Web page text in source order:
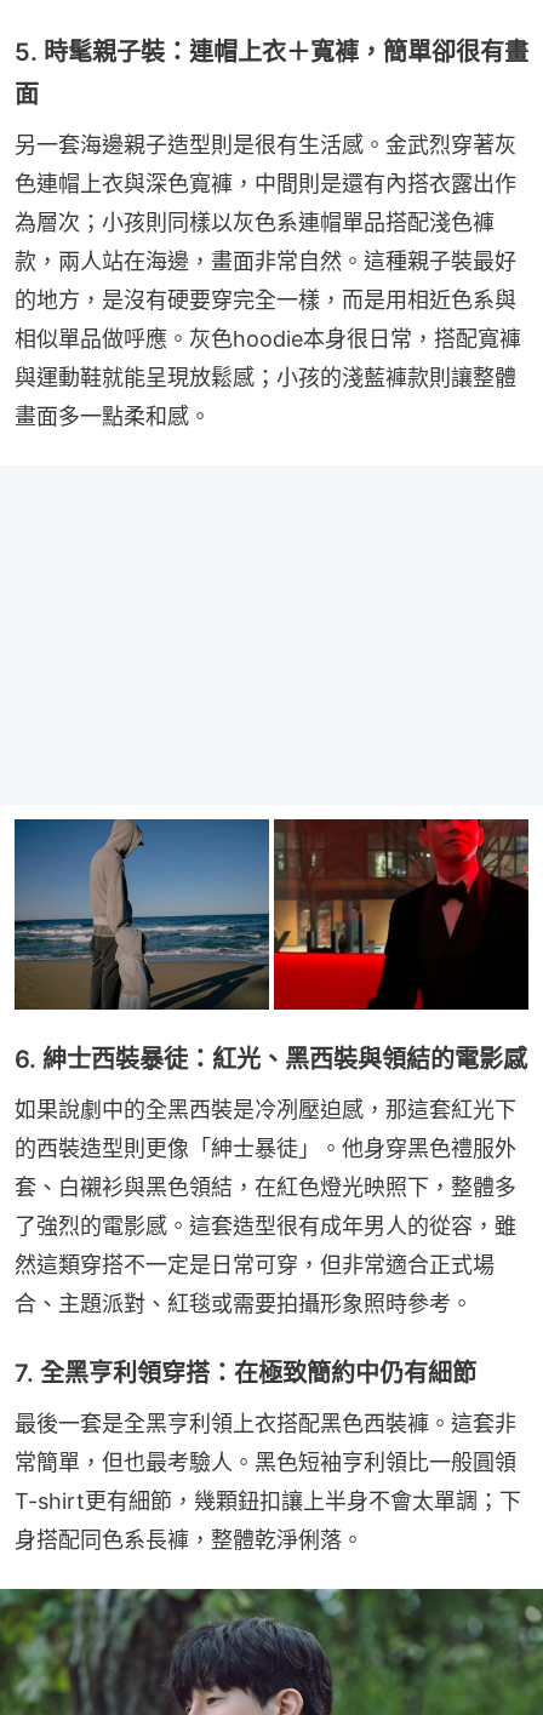
5. 時髦親子裝：連帽上衣＋寬褲，簡單卻很有畫
面
另一套海邊親子造型則是很有生活感。金武烈穿著灰
色連帽上衣與深色寬褲，中間則是還有內搭衣露出作
為層次；小孩則同樣以灰色系連帽單品搭配淺色褲
款，兩人站在海邊，畫面非常自然。這種親子裝最好
的地方，是沒有硬要穿完全一樣，而是用相近色系與
相似單品做呼應。灰色hoodie本身很日常，搭配寬褲
與運動鞋就能呈現放鬆感；小孩的淺藍褲款則讓整體
畫面多一點柔和感。
6. 紳士西裝暴徒：紅光、黑西裝與領結的電影感
如果說劇中的全黑西裝是冷冽壓迫感，那這套紅光下
的西裝造型則更像「紳士暴徒」。他身穿黑色禮服外
套、白襯衫與黑色領結，在紅色燈光映照下，整體多
了強烈的電影感。這套造型很有成年男人的從容，雖
然這類穿搭不一定是日常可穿，但非常適合正式場
合、主題派對、紅毯或需要拍攝形象照時參考。
7. 全黑亨利領穿搭：在極致簡約中仍有細節
最後一套是全黑亨利領上衣搭配黑色西裝褲。這套非
常簡單，但也最考驗人。黑色短袖亨利領比一般圓領
T-shirt更有細節，幾顆鈕扣讓上半身不會太單調；下
身搭配同色系長褲，整體乾淨俐落。